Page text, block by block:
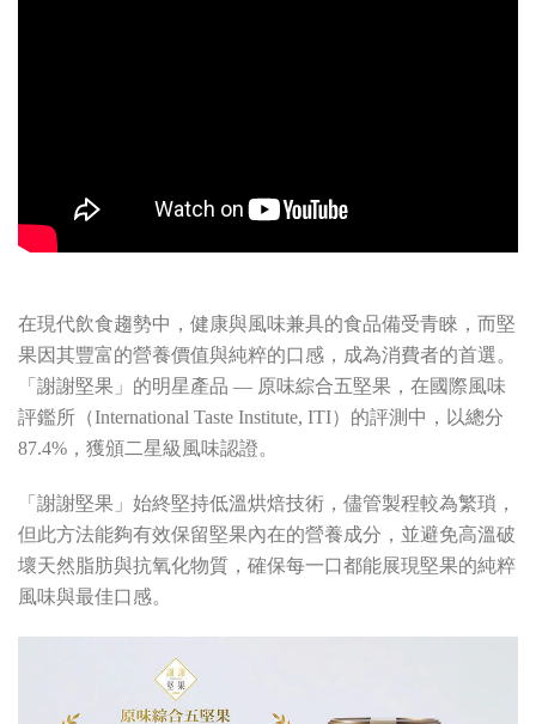
在現代飲食趨勢中，健康與風味兼具的食品備受青睞，而堅
果因其豐富的營養價值與純粹的口感，成為消費者的首選。
「謝謝堅果」的明星產品 — 原味綜合五堅果，在國際風味
評鑑所（International Taste Institute, ITI）的評測中，以總分
87.4%，獲頒二星級風味認證。
「謝謝堅果」始終堅持低溫烘焙技術，儘管製程較為繁瑣，
但此方法能夠有效保留堅果內在的營養成分，並避免高溫破
壞天然脂肪與抗氧化物質，確保每一口都能展現堅果的純粹
風味與最佳口感。